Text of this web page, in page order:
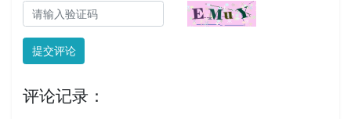
提交评论
评论记录：